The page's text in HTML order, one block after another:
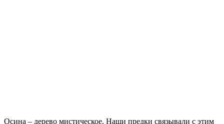
Осина – дерево мистическое. Наши предки связывали с этим